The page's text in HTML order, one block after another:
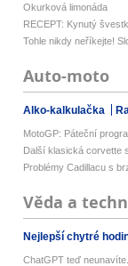
Okurková limonáda
RECEPT: Kynutý
Tohle nikdy neříkejte!
Auto-moto
Alko-kalkulačka
MotoGP: Páteční
Další klasická corvette
Problémy Cadillacu s
Věda a
Nejlepší chytré
ChatGPT teď